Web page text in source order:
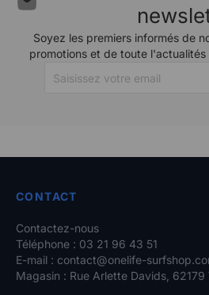
Soyez les premiers informés de
promotions et de toute
CONTACT
Contactez-nous
Téléphone : 03 21 96 43 51
E-mail : contact@onelife-
Magasin : Rue Arlette Davids, 62179